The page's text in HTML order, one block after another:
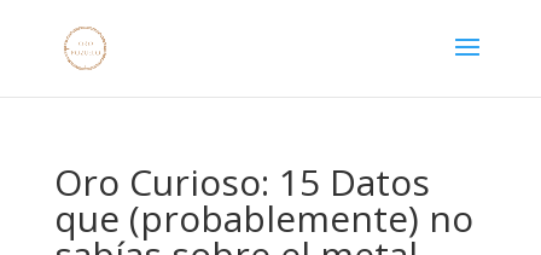
Oro Curioso: 15 Datos
que (probablemente) no